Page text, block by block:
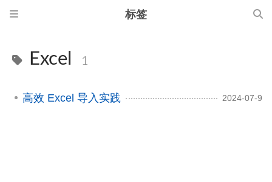
标签
Excel 1
高效 Excel 导入实践 2024-07-9